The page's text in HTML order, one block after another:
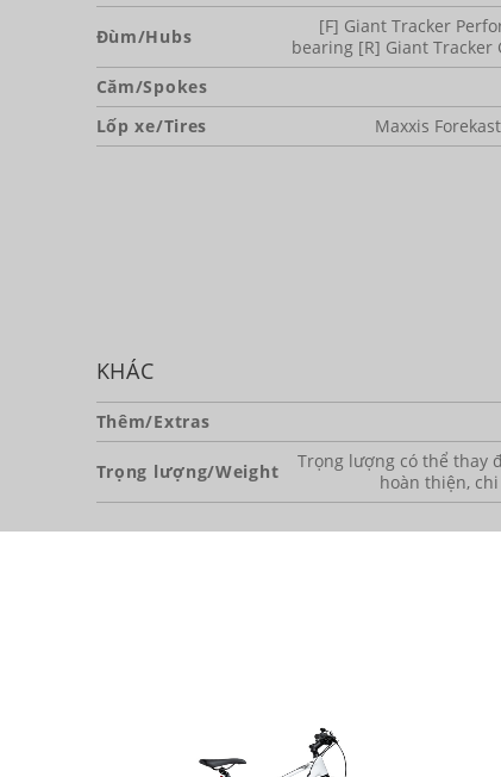
Đùm/Hubs
[F] Giant Tracker
bearing [R] Giant Tracker
Căm/Spokes
Lốp xe/Tires
Maxxis
KHÁC
Thêm/Extras
Trọng lượng/Weight
Trọng lượng có thể thay
hoàn thiện,